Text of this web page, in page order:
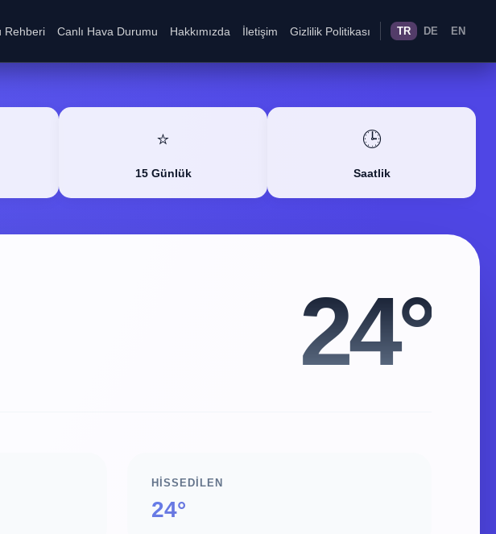
Rehberi Canlı Hava Durumu Hakkımızda İletişim Gizlilik Politikası TR DE EN
⭐
15 Günlük
🕒
Saatlik
24°
HISSEDILEN
24°